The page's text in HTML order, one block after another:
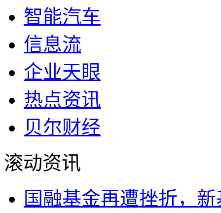
智能汽车
信息流
企业天眼
热点资讯
贝尔财经
滚动资讯
国融基金再遭挫折，